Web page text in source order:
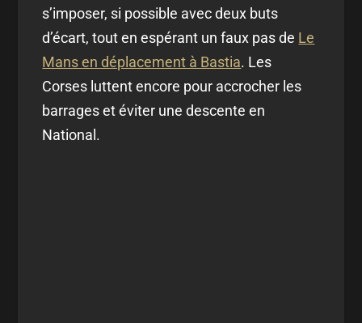
s’imposer, si possible avec deux buts
d’écart, tout en espérant un faux pas de Le
Mans en déplacement à Bastia. Les
Corses luttent encore pour accrocher les
barrages et éviter une descente en
National.